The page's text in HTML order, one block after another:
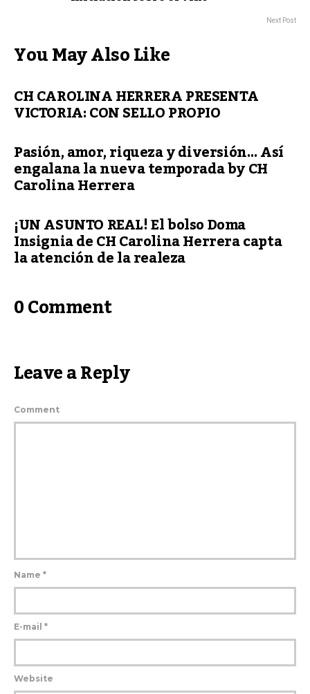
Next Post
You May Also Like
CH CAROLINA HERRERA PRESENTA
VICTORIA: CON SELLO PROPIO
Pasión, amor, riqueza y diversión… Así
engalana la nueva temporada by CH
Carolina Herrera
¡UN ASUNTO REAL! El bolso Doma
Insignia de CH Carolina Herrera capta
la atención de la realeza
0 Comment
Leave a Reply
Comment
Name *
E-mail *
Website